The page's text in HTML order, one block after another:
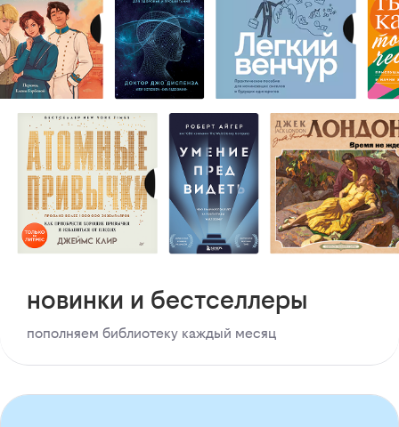
новинки и бестселлеры
пополняем библиотеку каждый месяц